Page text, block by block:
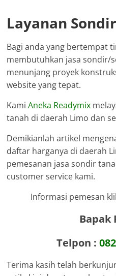
Layanan
Bagi anda yang bertempat
membutuhkan jasa sondir/
menunjang proyek
website yang tepat.
KamiAneka Readymix
tanah di daerah Limo dan
Demikianlah artikel
daftar harganya di daerah
pemesanan jasa sondir
customer service kami.
Informasi pemesan
Bapak
Telpon :
Terima kasih telah